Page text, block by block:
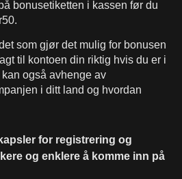
bonusetiketten i kassen før du
som gjør det mulig for bonusen
til kontoen din riktig hvis du er i
også avhenge av
i ditt land og hvordan
for registrering og
og enklere å komme inn på